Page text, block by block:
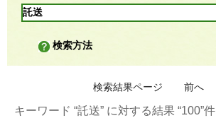
検索方法
検索結果ページ 前へ
キーワード “託送” に対する結果 “100”件